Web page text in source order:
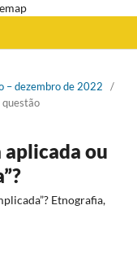
– dezembro de 2022
/
questão
ou
Etnografia,